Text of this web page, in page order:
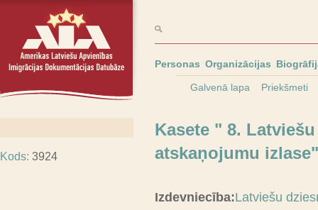
Personas Organizācijas
Galvenā lapa Priekšmeti
Kods: 3924
Kasete " 8.
atskaņojumu
Izdevniecība:Latviešu